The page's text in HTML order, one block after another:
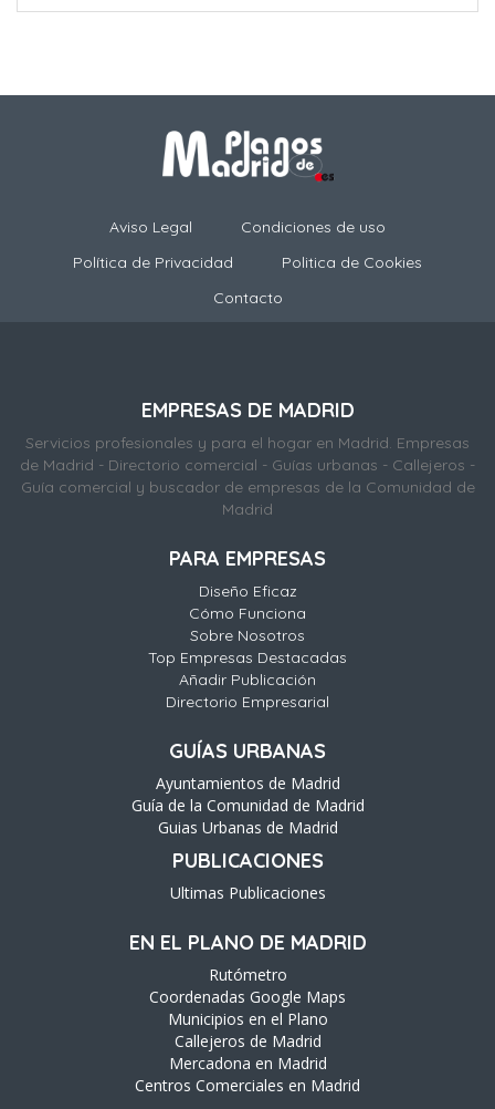
Aviso Legal
Condiciones de uso
Política de Privacidad
Politica de Cookies
Contacto
EMPRESAS DE MADRID
Servicios profesionales y para el hogar en Madrid. Empresas
de Madrid - Directorio comercial - Guías urbanas - Callejeros -
Guía comercial y buscador de empresas de la Comunidad de
Madrid
PARA EMPRESAS
Diseño Eficaz
Cómo Funciona
Sobre Nosotros
Top Empresas Destacadas
Añadir Publicación
Directorio Empresarial
GUÍAS URBANAS
Ayuntamientos de Madrid
Guía de la Comunidad de Madrid
Guias Urbanas de Madrid
PUBLICACIONES
Ultimas Publicaciones
EN EL PLANO DE MADRID
Rutómetro
Coordenadas Google Maps
Municipios en el Plano
Callejeros de Madrid
Mercadona en Madrid
Centros Comerciales en Madrid